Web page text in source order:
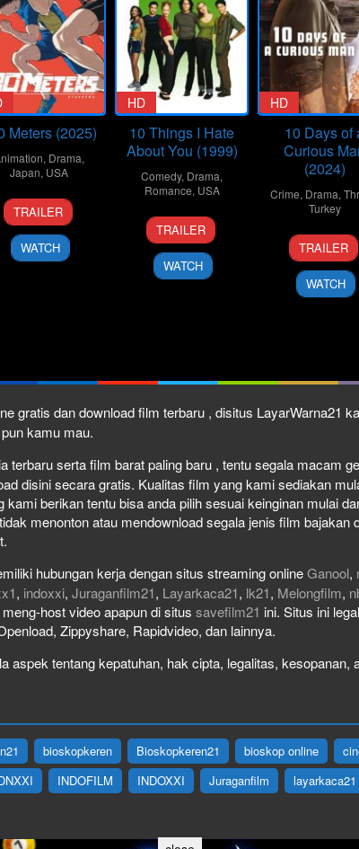
Meters (2025)
, Drama,
Japan, USA
19
Sep
2025
Kenji
Iwaisawa
TRAILER
WATCH
HD
10 Things I Hate
About You (1999)
Comedy, Drama,
Romance, USA
30
Mar
1999
Gil
Junger
TRAILER
WATCH
HD
10 Days of
Curious
(2024)
Crime, Drama,
Turkey
6
Nov
2024
Uluç
TRAILER
WATCH
gratis dan download film terbaru , disitus LayarWarna21
kamu mau.
terbaru serta film barat paling baru , tentu segala macam
disini secara gratis. Kualitas film yang kami sediakan
berikan tentu bisa anda pilih sesuai keinginan mulai
menonton atau mendownload segala jenis film
hubungan kerja dengan situs streaming onlineGanool,
, indoxxi, Juraganfilm21, Layarkaca21, lk21, Melongfilm,
host video apapun di situs savefilm21 ini. Situs ini
Zippyshare, Rapidvideo, dan lainnya.
aspek tentang kepatuhan, hak cipta, legalitas,
bioskopkeren Bioskopkeren21 bioskop online
INDOFILM INDOXXI Juraganfilm
layarkaca21